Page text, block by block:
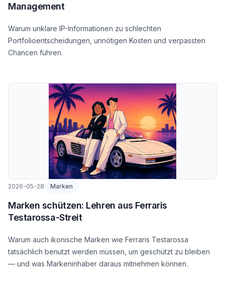
Management
Warum unklare IP-Informationen zu schlechten
Portfolioentscheidungen, unnötigen Kosten und verpassten
Chancen führen.
2026-05-28 Marken
Marken schützen: Lehren aus Ferraris
Testarossa-Streit
Warum auch ikonische Marken wie Ferraris Testarossa
tatsächlich benutzt werden müssen, um geschützt zu bleiben
— und was Markeninhaber daraus mitnehmen können.